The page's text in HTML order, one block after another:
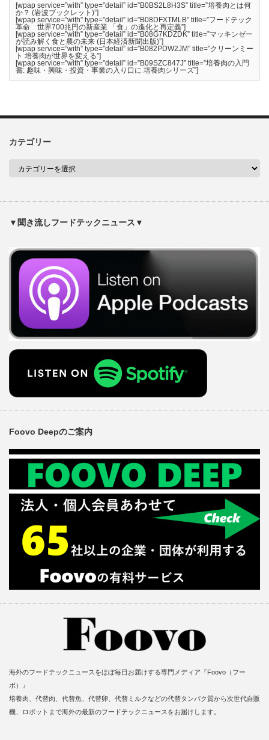
[wpap service=”with” type=”detail” id=”B0BS2L8H3S” title=”培養肉とは何
か？ (岩波ブックレット)”]
[wpap service=”with” type=”detail” id=”B08DFXTMLB” title=”フードテック
革命 世界700兆円の新産業 「食」の進化と再定義”]
[wpap service=”with” type=”detail” id=”B08G7KDZDK” title=”マッキンゼー
が読み解く食と農の未来 (日本経済新聞出版)”]
[wpap service=”with” type=”detail” id=”B082PDW2JM” title=”クリーンミー
ト 培養肉が世界を変える”]
[wpap service=”with” type=”detail” id=”B09SZC847J” title=”培養肉の入門
書: 趣味・興味・投資・事業の入り口に 培養肉シリーズ”]
カテゴリー
▼聞き流しフードテックニュース▼
Foovo Deepのご案内
海外のフードテックニュースをほぼ毎日お届けする専門メディア『Foovo（フー
ボ）』
培養肉、代替肉、代替魚、代替卵、代替ミルクなどの代替タンパク質から次世代自販
機、ロボットまで海外の最新のフードテックニュースをお届けします。